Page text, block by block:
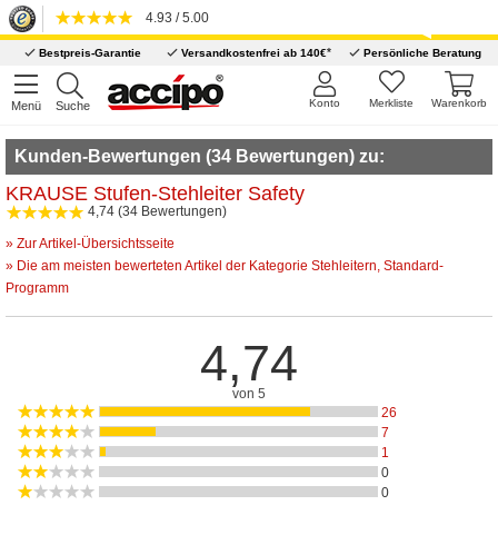
4.93 / 5.00
Bestpreis-Garantie Versandkostenfrei ab 140€* Persönliche Beratung
Menü Suche Warenkorb
Merkliste
Konto
Kunden-Bewertungen (34 Bewertungen) zu:
KRAUSE Stufen-Stehleiter Safety
4,74 (34 Bewertungen)
» Zur Artikel-Übersichtsseite
» Die am meisten bewerteten Artikel der Kategorie Stehleitern, Standard-
Programm
4,74
von 5
26
7
1
0
0